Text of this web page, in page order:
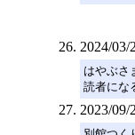
2024/03/
はやぶさ
読者にな
2023/09/